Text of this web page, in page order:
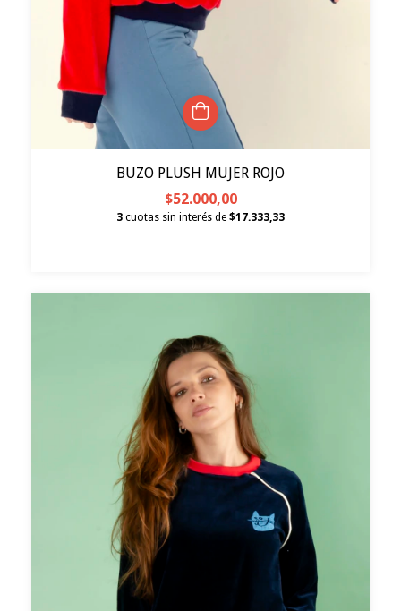
BUZO PLUSH MUJER ROJO
$52.000,00
3 cuotas sin interés de $17.333,33